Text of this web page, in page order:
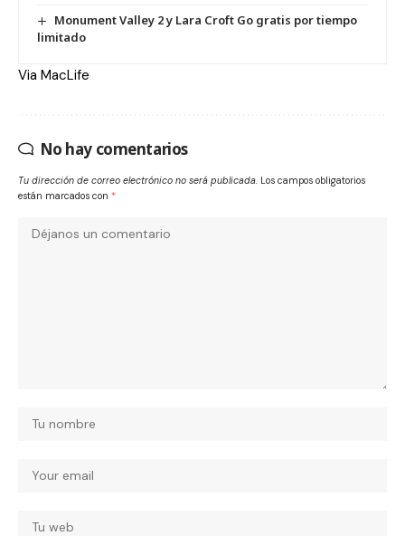
Monument Valley 2 y Lara Croft Go gratis por tiempo
limitado
Via MacLife
No hay comentarios
Tu dirección de correo electrónico no será publicada. Los campos obligatorios
están marcados con *